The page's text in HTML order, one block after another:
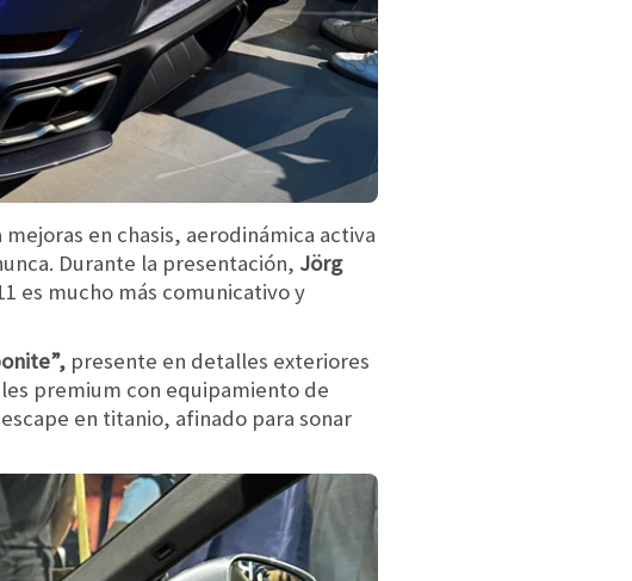
en chasis, aerodinámica activa
Durante la presentación, Jörg
es mucho más comunicativo y
presente en detalles exteriores
premium con equipamiento de
en titanio, afinado para sonar